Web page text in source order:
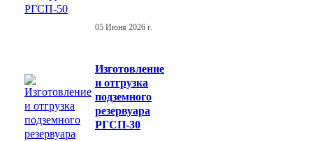
05 Июня 2026 г.
Изготовление
и отгрузка
подземного
резервуара
РГСП-30